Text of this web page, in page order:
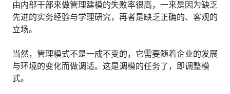
由内部干部来做管理建模的失败率很高，一来是因为缺乏
先进的实务经验与学理研究，再者是缺乏正确的、客观的
立场。
当然，管理模式不是一成不变的，它需要随着企业的发展
与环境的变化而做调适。这是调模的任务了，即调整模
式。